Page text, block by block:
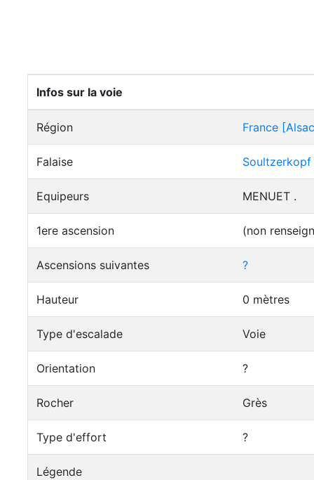
Infos sur la voie
Région France
Falaise Soultzerkopf
Equipeurs MENUET .
1ere ascension (non
Ascensions suivantes ?
Hauteur 0 mètres
Type d'escalade Voie
Orientation ?
Rocher Grès
Type d'effort ?
Légende